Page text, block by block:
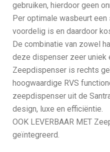
gebruiken, hierdoor geen
Per optimale wasbeurt
voordelig is en daardoor
De combinatie van zowel
deze dispenser zeer uniek
Zeepdispenser is rechts
hoogwaardige RVS
zeepdispenser uit de
design, luxe en efficiëntie.
OOK LEVERBAAR MET
geïntegreerd.